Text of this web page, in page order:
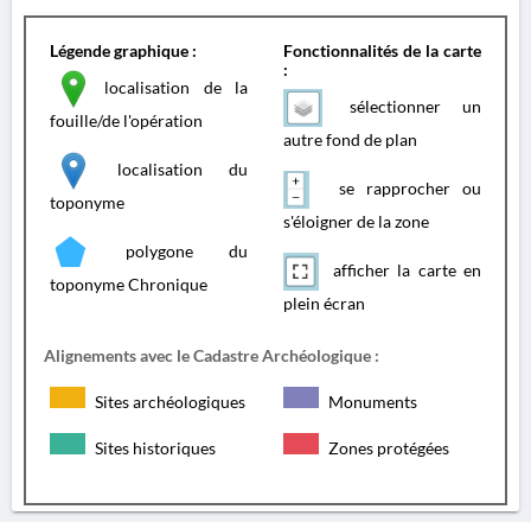
Légende graphique :
localisation de la
fouille/de l'opération
localisation du
toponyme
polygone du
toponyme Chronique
Fonctionnalités de la carte
:
sélectionner un
autre fond de plan
se rapprocher ou
s'éloigner de la zone
afficher la carte en
plein écran
Alignements avec le Cadastre Archéologique :
Sites archéologiques Monuments
Sites historiques Zones protégées